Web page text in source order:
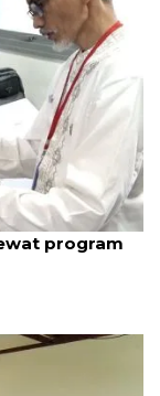
program